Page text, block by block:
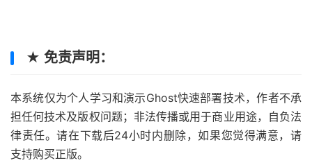
★ 免责声明：
本系统仅为个人学习和演示Ghost快速部署技术，作者不承
担任何技术及版权问题；非法传播或用于商业用途，自负法
律责任。请在下载后24小时内删除，如果您觉得满意，请
支持购买正版。